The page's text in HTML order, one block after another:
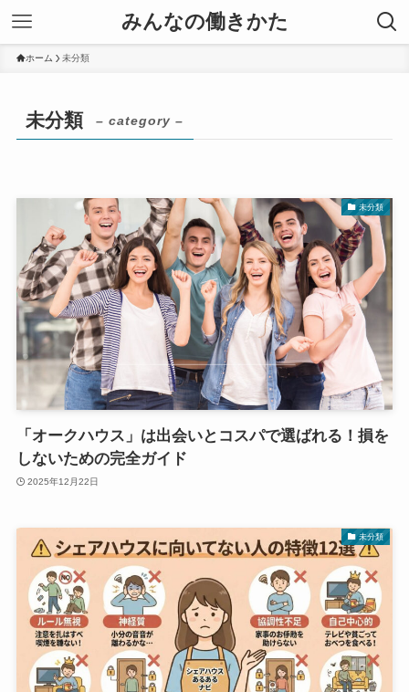
みんなの働きかた
ホーム 未分類
未分類 – category –
未分類
「オークハウス」は出会いとコスパで選ばれる！損を
しないための完全ガイド
2025年12月22日
未分類